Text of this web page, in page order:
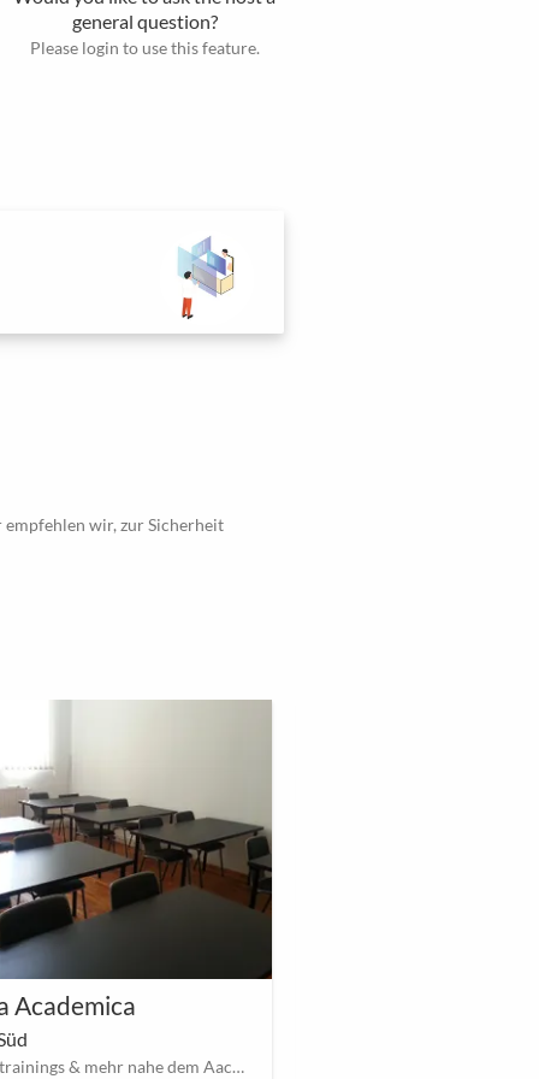
general question?
Please login to use this feature.
empfehlen wir, zur Sicherheit
Academica
Firmentrainings & mehr nahe dem Aachener Dom